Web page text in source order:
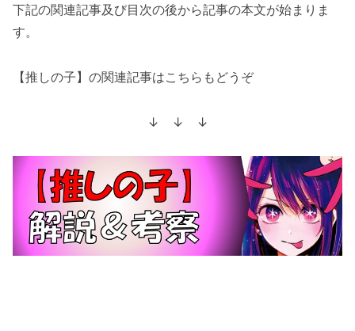
下記の関連記事及び目次の後から記事の本文が始まりま
す。
【推しの子】の関連記事はこちらもどうぞ
↓ ↓ ↓